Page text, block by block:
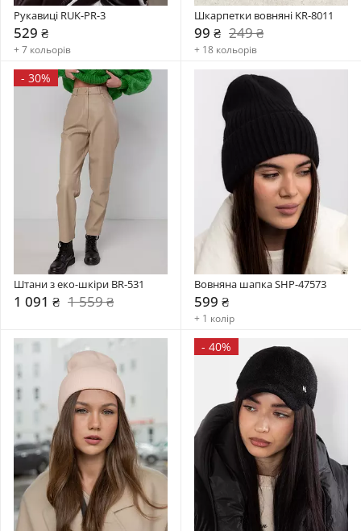
Рукавиці RUK-PR-3
529 ₴
+ 7 кольорів
Шкарпетки вовняні KR-8011
99 ₴ 249 ₴
+ 18 кольорів
- 30%
Штани з еко-шкіри BR-531
1 091 ₴ 1 559 ₴
Вовняна шапка SHP-47573
599 ₴
+ 1 колір
- 40%